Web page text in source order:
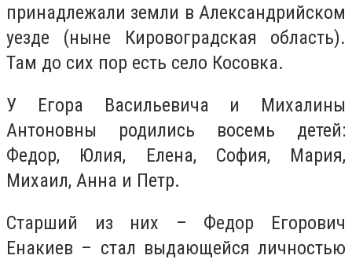
принадлежали земли в Александрийском
уезде (ныне Кировоградская область).
Там до сих пор есть село Косовка.
У Егора Васильевича и Михалины
Антоновны родились восемь детей:
Федор, Юлия, Елена, София, Мария,
Михаил, Анна и Петр.
Старший из них – Федор Егорович
Енакиев – стал выдающейся личностью